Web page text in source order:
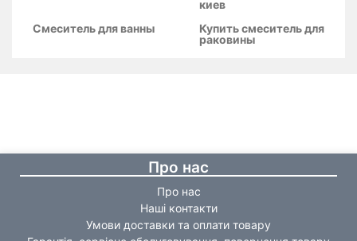
киев
Смеситель для ванны
Купить смеситель для
раковины
Про нас
Про нас
Наші контакти
Умови доставки та оплати товару